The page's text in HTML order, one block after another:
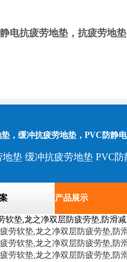
电抗疲劳地垫，抗疲劳地
，缓冲抗疲劳地垫，PVC防静
产品展示
软垫,龙之净双层防疲劳垫,防滑